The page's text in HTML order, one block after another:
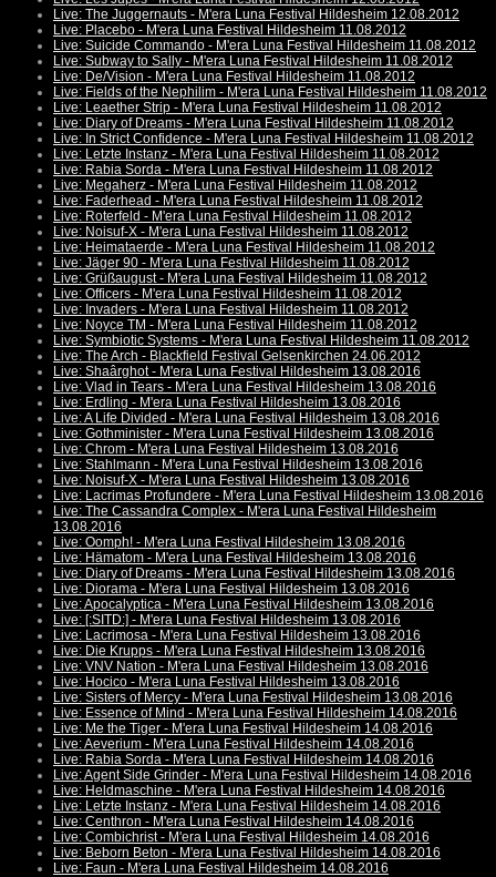
Live: The Juggernauts - M'era Luna Festival Hildesheim 12.08.2012
Live: Placebo - M'era Luna Festival Hildesheim 11.08.2012
Live: Suicide Commando - M'era Luna Festival Hildesheim 11.08.2012
Live: Subway to Sally - M'era Luna Festival Hildesheim 11.08.2012
Live: De/Vision - M'era Luna Festival Hildesheim 11.08.2012
Live: Fields of the Nephilim - M'era Luna Festival Hildesheim 11.08.2012
Live: Leaether Strip - M'era Luna Festival Hildesheim 11.08.2012
Live: Diary of Dreams - M'era Luna Festival Hildesheim 11.08.2012
Live: In Strict Confidence - M'era Luna Festival Hildesheim 11.08.2012
Live: Letzte Instanz - M'era Luna Festival Hildesheim 11.08.2012
Live: Rabia Sorda - M'era Luna Festival Hildesheim 11.08.2012
Live: Megaherz - M'era Luna Festival Hildesheim 11.08.2012
Live: Faderhead - M'era Luna Festival Hildesheim 11.08.2012
Live: Roterfeld - M'era Luna Festival Hildesheim 11.08.2012
Live: Noisuf-X - M'era Luna Festival Hildesheim 11.08.2012
Live: Heimataerde - M'era Luna Festival Hildesheim 11.08.2012
Live: Jäger 90 - M'era Luna Festival Hildesheim 11.08.2012
Live: Grüßaugust - M'era Luna Festival Hildesheim 11.08.2012
Live: Officers - M'era Luna Festival Hildesheim 11.08.2012
Live: Invaders - M'era Luna Festival Hildesheim 11.08.2012
Live: Noyce TM - M'era Luna Festival Hildesheim 11.08.2012
Live: Symbiotic Systems - M'era Luna Festival Hildesheim 11.08.2012
Live: The Arch - Blackfield Festival Gelsenkirchen 24.06.2012
Live: Shaârghot - M'era Luna Festival Hildesheim 13.08.2016
Live: Vlad in Tears - M'era Luna Festival Hildesheim 13.08.2016
Live: Erdling - M'era Luna Festival Hildesheim 13.08.2016
Live: A Life Divided - M'era Luna Festival Hildesheim 13.08.2016
Live: Gothminister - M'era Luna Festival Hildesheim 13.08.2016
Live: Chrom - M'era Luna Festival Hildesheim 13.08.2016
Live: Stahlmann - M'era Luna Festival Hildesheim 13.08.2016
Live: Noisuf-X - M'era Luna Festival Hildesheim 13.08.2016
Live: Lacrimas Profundere - M'era Luna Festival Hildesheim 13.08.2016
Live: The Cassandra Complex - M'era Luna Festival Hildesheim
13.08.2016
Live: Oomph! - M'era Luna Festival Hildesheim 13.08.2016
Live: Hämatom - M'era Luna Festival Hildesheim 13.08.2016
Live: Diary of Dreams - M'era Luna Festival Hildesheim 13.08.2016
Live: Diorama - M'era Luna Festival Hildesheim 13.08.2016
Live: Apocalyptica - M'era Luna Festival Hildesheim 13.08.2016
Live: [:SITD:] - M'era Luna Festival Hildesheim 13.08.2016
Live: Lacrimosa - M'era Luna Festival Hildesheim 13.08.2016
Live: Die Krupps - M'era Luna Festival Hildesheim 13.08.2016
Live: VNV Nation - M'era Luna Festival Hildesheim 13.08.2016
Live: Hocico - M'era Luna Festival Hildesheim 13.08.2016
Live: Sisters of Mercy - M'era Luna Festival Hildesheim 13.08.2016
Live: Essence of Mind - M'era Luna Festival Hildesheim 14.08.2016
Live: Me the Tiger - M'era Luna Festival Hildesheim 14.08.2016
Live: Aeverium - M'era Luna Festival Hildesheim 14.08.2016
Live: Rabia Sorda - M'era Luna Festival Hildesheim 14.08.2016
Live: Agent Side Grinder - M'era Luna Festival Hildesheim 14.08.2016
Live: Heldmaschine - M'era Luna Festival Hildesheim 14.08.2016
Live: Letzte Instanz - M'era Luna Festival Hildesheim 14.08.2016
Live: Centhron - M'era Luna Festival Hildesheim 14.08.2016
Live: Combichrist - M'era Luna Festival Hildesheim 14.08.2016
Live: Beborn Beton - M'era Luna Festival Hildesheim 14.08.2016
Live: Faun - M'era Luna Festival Hildesheim 14.08.2016